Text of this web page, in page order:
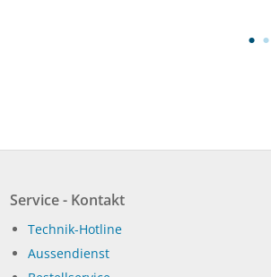
Service - Kontakt
Technik-Hotline
Aussendienst